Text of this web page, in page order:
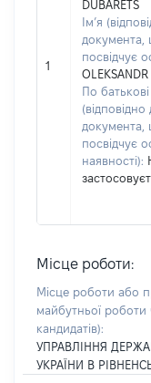
1
DUBARETS
Ім’я
документа,
посвідчує
OLEKSANDR
По батькові
(відповідно
документа,
посвідчує
наявності):
Місце роботи:
Місце роботи або
майбутньої
кандидатів):
УПРАВЛІННЯ
УКРАЇНИ В